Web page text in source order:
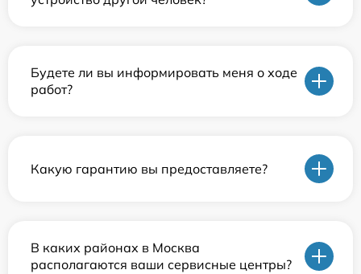
Будете ли вы информировать меня о ходе
работ?
Какую гарантию вы предоставляете?
В каких районах в Москва
располагаются ваши сервисные центры?